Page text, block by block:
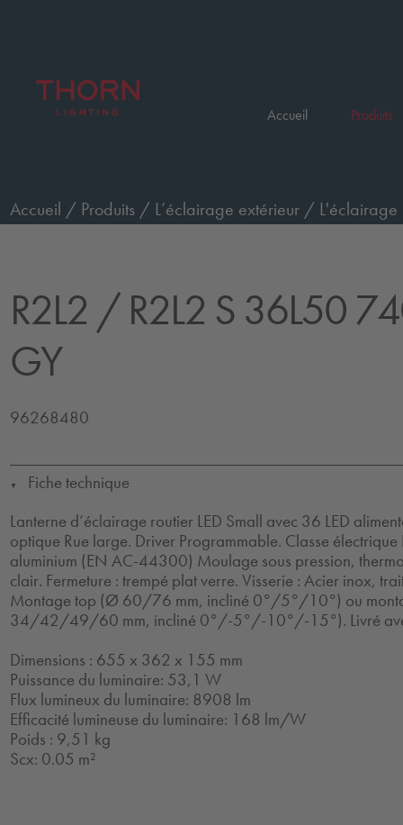
Accueil Produits
Accueil / Produits / L’éclairage extérieur / L'éclairage
R2L2 / R2L2 S 36L50
GY
96268480
▼
Fiche technique
Lanterne d’éclairage routier LED Small avec 36 LED
optique Rue large. Driver Programmable. Classe
aluminium (EN AC-44300) Moulage sous pression,
clair. Fermeture : trempé plat verre. Visserie : Acier inox,
Montage top (Ø 60/76 mm, incliné 0°/5°/10°) ou
34/42/49/60 mm, incliné 0°/-5°/-10°/-15°). Livré
Dimensions : 655 x 362 x 155 mm
Puissance du luminaire: 53,1 W
Flux lumineux du luminaire: 8908 lm
Efficacité lumineuse du luminaire: 168 lm/W
Poids : 9,51 kg
Scx: 0.05 m²